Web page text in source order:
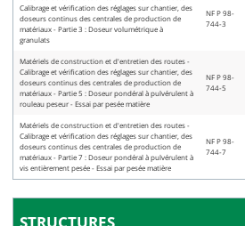
Calibrage et vérification des réglages sur chantier, des
doseurs continus des centrales de production de
matériaux - Partie 3 : Doseur volumétrique à
granulats
NF P 98-
744-3
Matériels de construction et d'entretien des routes -
Calibrage et vérification des réglages sur chantier, des
doseurs continus des centrales de production de
matériaux - Partie 5 : Doseur pondéral à pulvérulent à
rouleau peseur - Essai par pesée matière
NF P 98-
744-5
Matériels de construction et d'entretien des routes -
Calibrage et vérification des réglages sur chantier, des
doseurs continus des centrales de production de
matériaux - Partie 7 : Doseur pondéral à pulvérulent à
vis entièrement pesée - Essai par pesée matière
NF P 98-
744-7